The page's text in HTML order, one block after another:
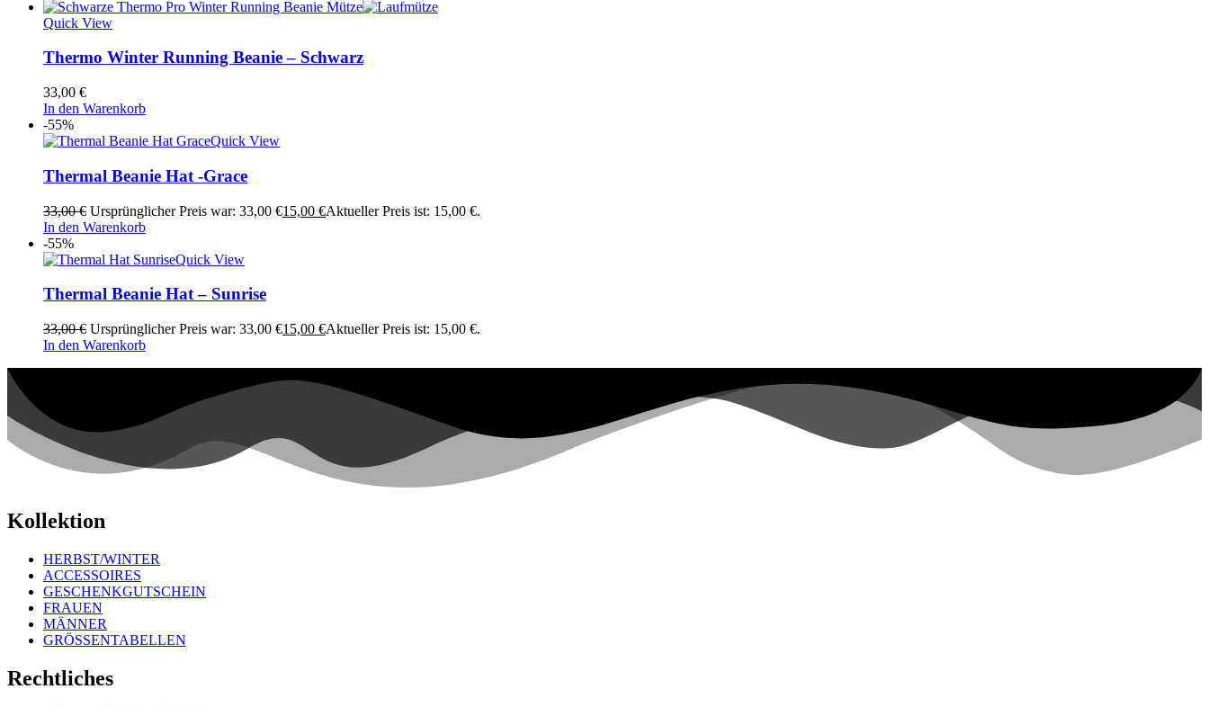
Quick View
Thermo Winter Running Beanie – Schwarz
33,00 €
In den Warenkorb
-55%
Quick View
Thermal Beanie Hat -Grace
33,00€ Ursprünglicher Preis war: 33,00 €15,00 €Aktueller Preis ist: 15,00 €.
In den Warenkorb
-55%
Quick View
Thermal Beanie Hat – Sunrise
33,00€ Ursprünglicher Preis war: 33,00 €15,00 €Aktueller Preis ist: 15,00 €.
In den Warenkorb
Kollektion
HERBST/WINTER
ACCESSOIRES
GESCHENKGUTSCHEIN
FRAUEN
MÄNNER
GRÖSSENTABELLEN
Rechtliches